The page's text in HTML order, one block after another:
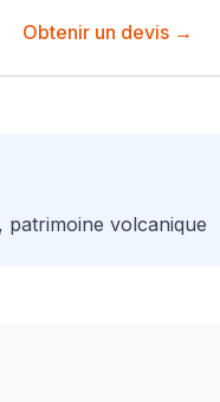
Obtenir un devis →
volcanique